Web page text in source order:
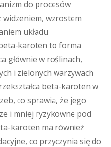
do procesów
widzeniem, wzrostem
układu
karoten to forma
głównie w roślinach,
i zielonych warzywach
beta-karoten w
co sprawia, że jego
i mniej ryzykowne pod
karoten ma również
co przyczynia się do